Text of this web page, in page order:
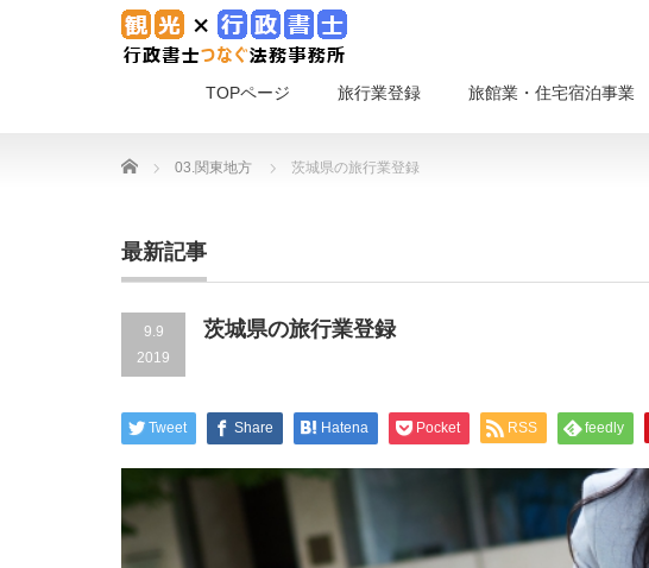
TOPページ 旅行業登録 旅館業・住宅宿泊事業
Home 03.関東地方 茨城県の旅行業登録
最新記事
9.9
2019
茨城県の旅行業登録
Tweet Share Hatena Pocket RSS feedly